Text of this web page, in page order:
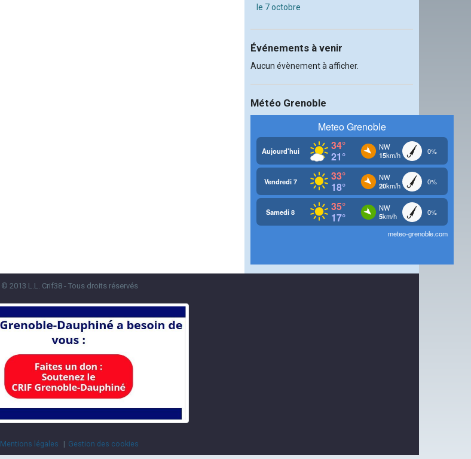
le 7 octobre
Événements à venir
Aucun évènement à afficher.
Météo Grenoble
© 2013 L.L. Crif38 - Tous droits réservés
Mentions légales Gestion des cookies